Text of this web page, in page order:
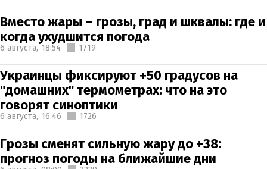
Вместо жары – грозы, град и шквалы: где и
когда ухудшится погода
6 августа, 18:54 1719
Украинцы фиксируют +50 градусов на
"домашних" термометрах: что на это
говорят синоптики
6 августа, 16:46 1726
Грозы сменят сильную жару до +38:
прогноз погоды на ближайшие дни